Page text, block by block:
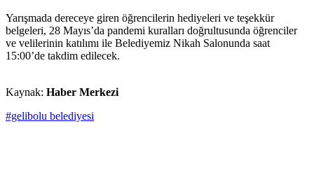
Yarışmada dereceye giren öğrencilerin hediyeleri ve teşekkür
belgeleri, 28 Mayıs’da pandemi kuralları doğrultusunda öğrenciler
ve velilerinin katılımı ile Belediyemiz Nikah Salonunda saat
15:00’de takdim edilecek.
Kaynak: Haber Merkezi
#gelibolu belediyesi